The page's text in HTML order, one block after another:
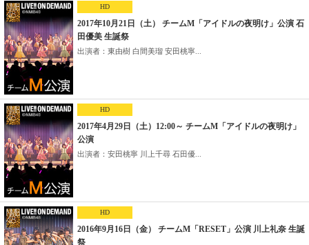
HD
2017年10月21日（土） チームM「アイドルの夜明け」公演 石
田優美 生誕祭
出演者：東由樹 白間美瑠 安田桃寧...
HD
2017年4月29日（土）12:00～ チームM「アイドルの夜明け」
公演
出演者：安田桃寧 川上千尋 石田優...
HD
2016年9月16日（金） チームM「RESET」公演 川上礼奈 生誕
祭